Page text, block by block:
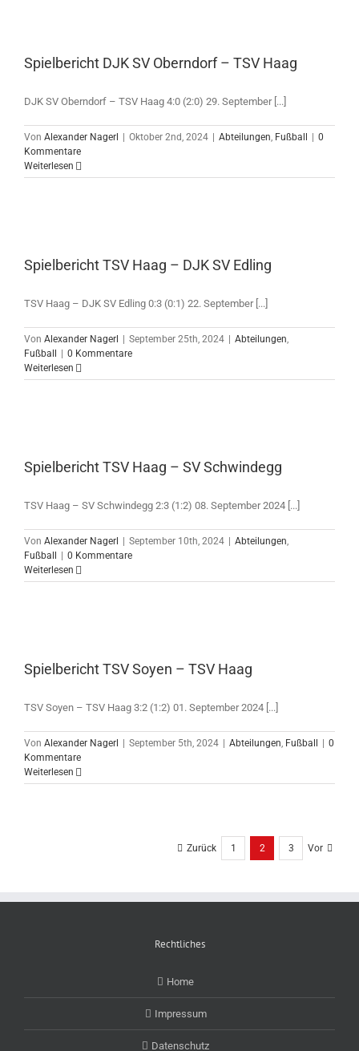
Spielbericht DJK SV Oberndorf – TSV Haag
DJK SV Oberndorf – TSV Haag 4:0 (2:0) 29. September [...]
Von Alexander Nagerl Oktober 2nd, 2024 Abteilungen, Fußball
0
Kommentare
Weiterlesen
Spielbericht TSV Haag – DJK SV Edling
TSV Haag – DJK SV Edling 0:3 (0:1) 22. September [...]
Von Alexander Nagerl September 25th, 2024 Abteilungen,
Fußball
0 Kommentare
Weiterlesen
Spielbericht TSV Haag – SV Schwindegg
TSV Haag – SV Schwindegg 2:3 (1:2) 08. September 2024 [...]
Von Alexander Nagerl September 10th, 2024 Abteilungen,
Fußball
0 Kommentare
Weiterlesen
Spielbericht TSV Soyen – TSV Haag
TSV Soyen – TSV Haag 3:2 (1:2) 01. September 2024 [...]
Von Alexander Nagerl September 5th, 2024 Abteilungen, Fußball
0
Kommentare
Weiterlesen
Zurück 1 2 3 Vor
Rechtliches
Home
Impressum
Datenschutz